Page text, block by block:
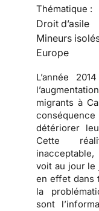
Thématique :
Droit d’asile
Mineurs
Europe
L’année
migrants à
détériorer
Cette
inacceptable,
voit au jour le
en effet dans
la
sont